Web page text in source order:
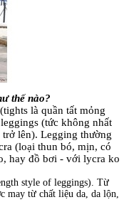
thế nào?
là quần tất mỏng
(tức không nhất
lên). Legging thường
(loại thun bó, mịn, có
hay đồ bơi - với lycra ko
style of leggings). Từ
may từ chất liệu da, da lộn,